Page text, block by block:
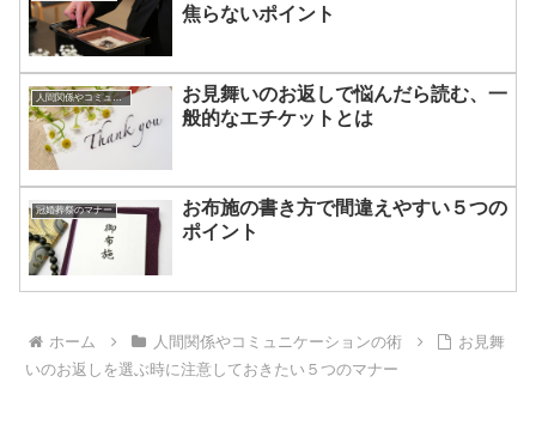
焦らないポイント
人間関係やコミュニケーションの術
お見舞いのお返しで悩んだら読む、一
般的なエチケットとは
冠婚葬祭のマナー
お布施の書き方で間違えやすい５つの
ポイント
ホーム 人間関係やコミュニケーションの術
お見舞
いのお返しを選ぶ時に注意しておきたい５つのマナー